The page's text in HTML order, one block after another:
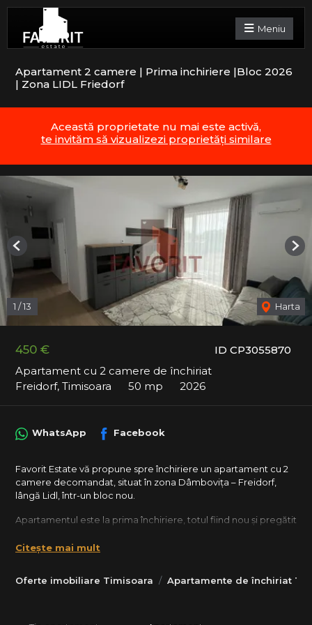
Meniu
Apartament 2 camere | Prima inchiriere |Bloc 2026
| Zona LIDL Friedorf
Această proprietate nu mai este activă,
te invităm să vizualizezi proprietăți similare
ID CP3055870
450 €
Apartament cu 2 camere de închiriat
Freidorf, Timisoara
50 mp 2026
1 /13 Harta
Previous
Oferte imobiliare Timisoara Apartamente de închiriat
WhatsApp Facebook
Favorit Estate vă propune spre închiriere un apartament cu 2
camere decomandat, situat în zona Dâmbovița – Freidorf,
lângă Lidl, într-un bloc nou.
Apartamentul este la prima închiriere, totul fiind nou și pregătit
Etaj: 1 din 3
Terasă: 4 mp
Citește mai mult